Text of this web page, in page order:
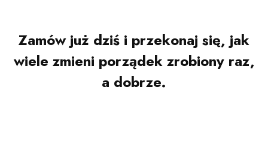
Zamów już dziś i przekonaj się, jak
wiele zmieni porządek zrobiony raz,
a dobrze.